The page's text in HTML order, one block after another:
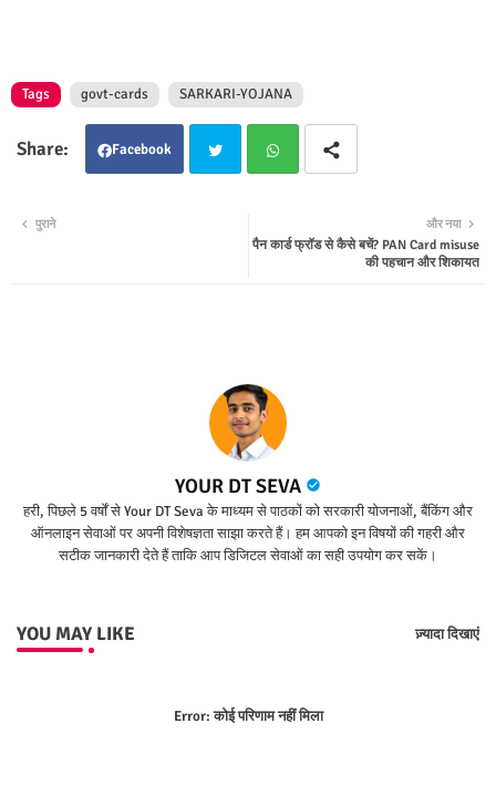
Tags govt-cards SARKARI-YOJANA
Facebook
tsap
और नया
पैन कार्ड फ्रॉड से कैसे बचें? PAN Card misuse
की पहचान और शिकायत
पुराने
YOUR DT SEVA
हरी, पिछले 5 वर्षों से Your DT Seva के माध्यम से पाठकों को सरकारी योजनाओं, बैंकिंग और
ऑनलाइन सेवाओं पर अपनी विशेषज्ञता साझा करते हैं। हम आपको इन विषयों की गहरी और
सटीक जानकारी देते हैं ताकि आप डिजिटल सेवाओं का सही उपयोग कर सकें।
YOU MAY LIKE ज़्यादा दिखाएं
Error:कोई परिणाम नहीं मिला